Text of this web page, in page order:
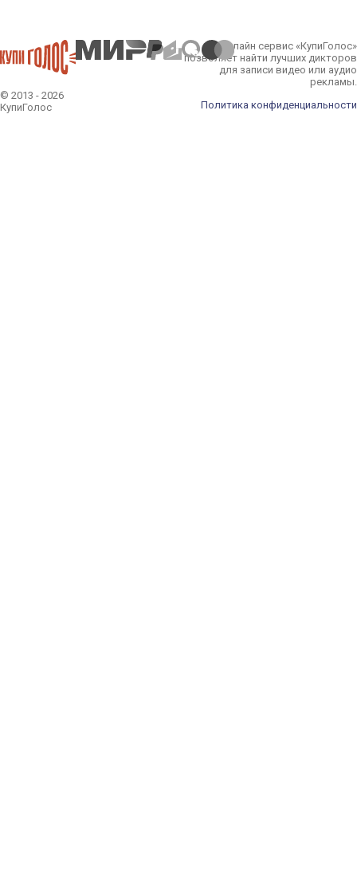
© 2013 - 2026
КупиГолос
Онлайн сервис «КупиГолос»
позволяет найти лучших дикторов
для записи видео или аудио
рекламы.
Политика конфиденциальности